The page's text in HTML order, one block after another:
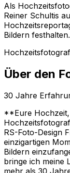
Als
Reiner Schultis
Bildern festhalten.
Über den
30 Jahre
**Eure
RS-Foto-Design
einzigartigen
Bildern
bringe ich meine
mehr als 30